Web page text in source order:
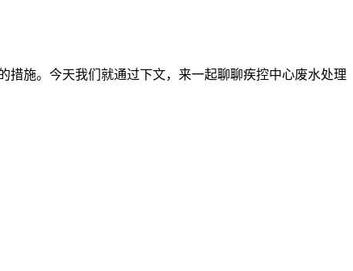
施。今天我们就通过下文，来一起聊聊疾控中心废水处理